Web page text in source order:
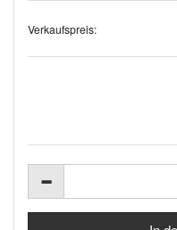
Verkaufspreis: